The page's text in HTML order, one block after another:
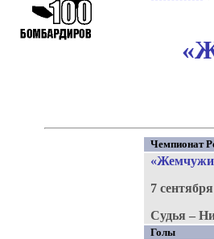
Чемпионат
7
Судья –
Голы